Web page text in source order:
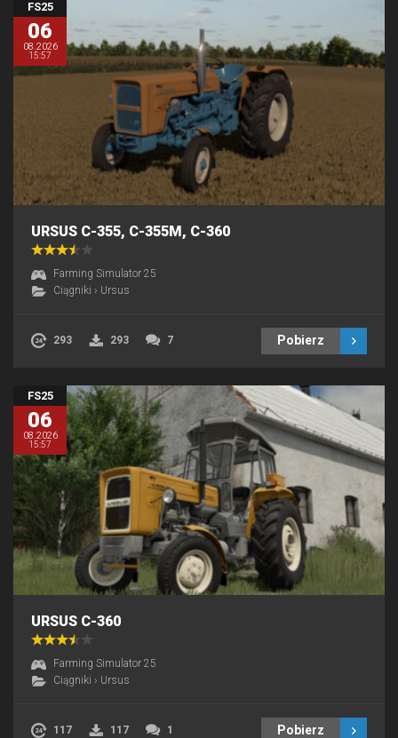
FS25
06
08.2026
15:57
URSUS C-355, C-355M, C-360
Farming Simulator 25
Ciągniki › Ursus
293 293 7 Pobierz
FS25
06
08.2026
15:57
URSUS C-360
Farming Simulator 25
Ciągniki › Ursus
117 117 1 Pobierz